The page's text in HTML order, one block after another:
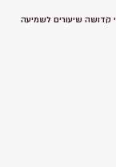
קדושה שיעורים לשמיעה